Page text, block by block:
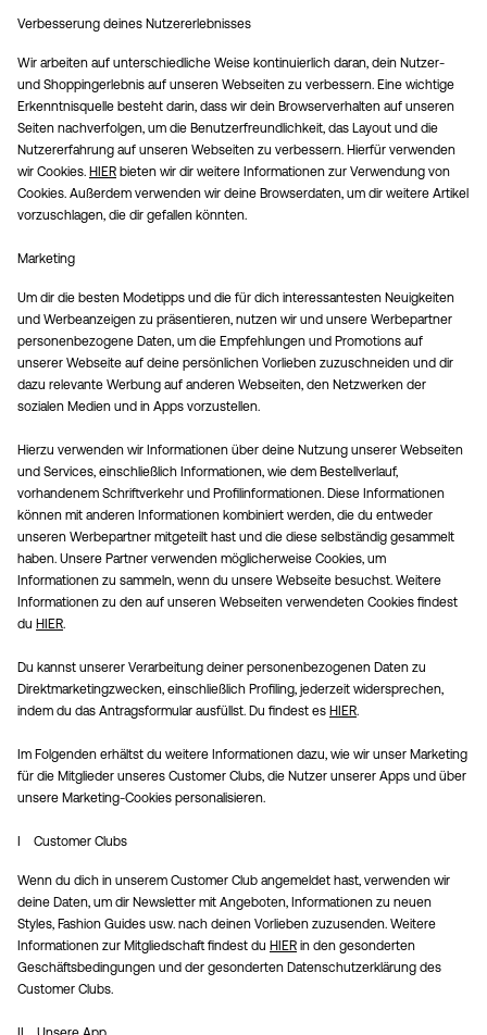
Verbesserung deines Nutzererlebnisses
Wir arbeiten auf unterschiedliche Weise kontinuierlich daran, dein Nutzer-
und Shoppingerlebnis auf unseren Webseiten zu verbessern. Eine wichtige
Erkenntnisquelle besteht darin, dass wir dein Browserverhalten auf unseren
Seiten nachverfolgen, um die Benutzerfreundlichkeit, das Layout und die
Nutzererfahrung auf unseren Webseiten zu verbessern. Hierfür verwenden
wir Cookies. HIER bieten wir dir weitere Informationen zur Verwendung von
Cookies. Außerdem verwenden wir deine Browserdaten, um dir weitere Artikel
vorzuschlagen, die dir gefallen könnten.
Marketing
Um dir die besten Modetipps und die für dich interessantesten Neuigkeiten
und Werbeanzeigen zu präsentieren, nutzen wir und unsere Werbepartner
personenbezogene Daten, um die Empfehlungen und Promotions auf
unserer Webseite auf deine persönlichen Vorlieben zuzuschneiden und dir
dazu relevante Werbung auf anderen Webseiten, den Netzwerken der
sozialen Medien und in Apps vorzustellen.
Hierzu verwenden wir Informationen über deine Nutzung unserer Webseiten
und Services, einschließlich Informationen, wie dem Bestellverlauf,
vorhandenem Schriftverkehr und Profilinformationen. Diese Informationen
können mit anderen Informationen kombiniert werden, die du entweder
unseren Werbepartner mitgeteilt hast und die diese selbständig gesammelt
haben. Unsere Partner verwenden möglicherweise Cookies, um
Informationen zu sammeln, wenn du unsere Webseite besuchst. Weitere
Informationen zu den auf unseren Webseiten verwendeten Cookies findest
du HIER.
Du kannst unserer Verarbeitung deiner personenbezogenen Daten zu
Direktmarketingzwecken, einschließlich Profiling, jederzeit widersprechen,
indem du das Antragsformular ausfüllst. Du findest es HIER.
Im Folgenden erhältst du weitere Informationen dazu, wie wir unser Marketing
für die Mitglieder unseres Customer Clubs, die Nutzer unserer Apps und über
unsere Marketing-Cookies personalisieren.
I Customer Clubs
Wenn du dich in unserem Customer Club angemeldet hast, verwenden wir
deine Daten, um dir Newsletter mit Angeboten, Informationen zu neuen
Styles, Fashion Guides usw. nach deinen Vorlieben zuzusenden. Weitere
Informationen zur Mitgliedschaft findest du HIER in den gesonderten
Geschäftsbedingungen und der gesonderten Datenschutzerklärung des
Customer Clubs.